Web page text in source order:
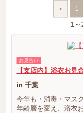
＜ 1
1～
お見合い
【支店内】浴衣お見
in 千葉
今年も・消毒・マス
年齢層を変え、浴衣